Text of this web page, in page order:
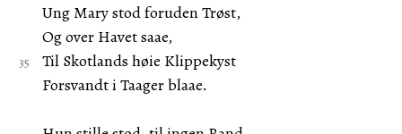
Ung Mary stod foruden Trøst,
Og over Havet saae,
Til Skotlands høie Klippekyst
Forsvandt i Taager blaae.